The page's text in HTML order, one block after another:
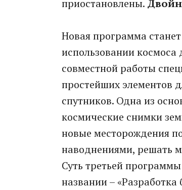
приостановлены.
Новая программа
использовании космоса
совместной работы
простейших элементов
спутников. Одна из
космические снимки
новые месторождения
наводнениями, решать
Суть третьей
названии –